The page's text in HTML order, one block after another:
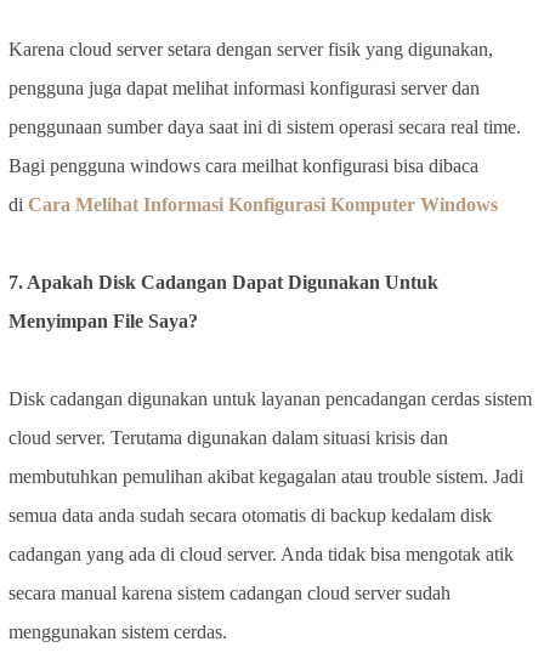
Karena cloud server setara dengan server fisik yang digunakan,
pengguna juga dapat melihat informasi konfigurasi server dan
penggunaan sumber daya saat ini di sistem operasi secara real time.
Bagi pengguna windows cara meilhat konfigurasi bisa dibaca
di Cara Melihat Informasi Konfigurasi Komputer Windows
7. Apakah Disk Cadangan Dapat Digunakan Untuk
Menyimpan File Saya?
Disk cadangan digunakan untuk layanan pencadangan cerdas sistem
cloud server. Terutama digunakan dalam situasi krisis dan
membutuhkan pemulihan akibat kegagalan atau trouble sistem. Jadi
semua data anda sudah secara otomatis di backup kedalam disk
cadangan yang ada di cloud server. Anda tidak bisa mengotak atik
secara manual karena sistem cadangan cloud server sudah
menggunakan sistem cerdas.